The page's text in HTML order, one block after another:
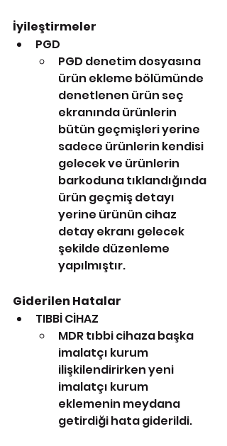
İyileştirmeler
PGD
PGD denetim dosyasına
ürün ekleme bölümünde
denetlenen ürün seç
ekranında ürünlerin
bütün geçmişleri yerine
sadece ürünlerin kendisi
gelecek ve ürünlerin
barkoduna tıklandığında
ürün geçmiş detayı
yerine ürünün cihaz
detay ekranı gelecek
şekilde düzenleme
yapılmıştır.
Giderilen Hatalar
TIBBİ CİHAZ
MDR tıbbi cihaza başka
imalatçı kurum
ilişkilendirirken yeni
imalatçı kurum
eklemenin meydana
getirdiği hata giderildi.